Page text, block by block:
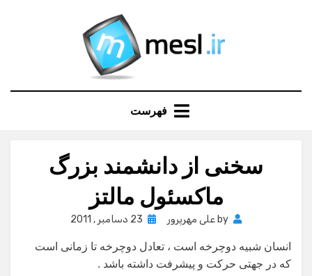
فهرست
سخنی از دانشمند بزرگ
ماکسئول مالتز
by علی مهرپرور
Posted
23 دسامبر , 2011
انسان شبیه دوچرخه است ، تعادل دوچرخه تا زمانی است
که در جهتی حرکت و پیشرفت داشته باشد .